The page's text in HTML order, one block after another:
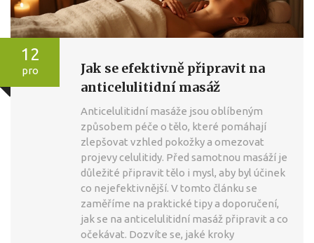
12
pro
Jak se efektivně připravit na
anticelulitidní masáž
Anticelulitidní masáže jsou oblíbeným
způsobem péče o tělo, které pomáhají
zlepšovat vzhled pokožky a omezovat
projevy celulitidy. Před samotnou masáží je
důležité připravit tělo i mysl, aby byl účinek
co nejefektivnější. V tomto článku se
zaměříme na praktické tipy a doporučení,
jak se na anticelulitidní masáž připravit a co
očekávat. Dozvíte se, jaké kroky